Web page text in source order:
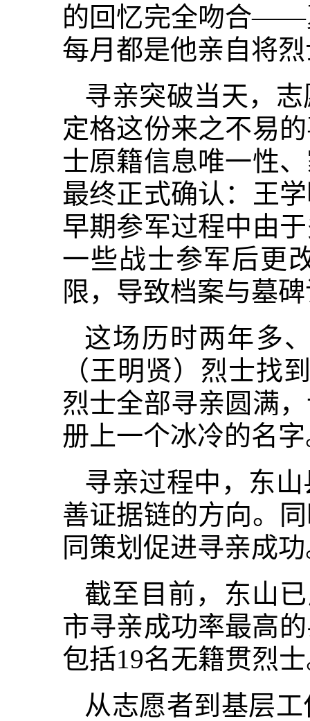
的回忆完全吻合——
每月都是他亲自将
寻亲突破当天，
定格这份来之不易
士原籍信息唯一性
最终正式确认：王
早期参军过程中由
一些战士参军后更
限，导致档案与墓
这场历时两年多
（王明贤）烈士找
烈士全部寻亲圆满
册上一个冰冷的名
寻亲过程中，东
善证据链的方向。
同策划促进寻亲成
截至目前，东山
市寻亲成功率最高
包括19名无籍贯烈
从志愿者到基层